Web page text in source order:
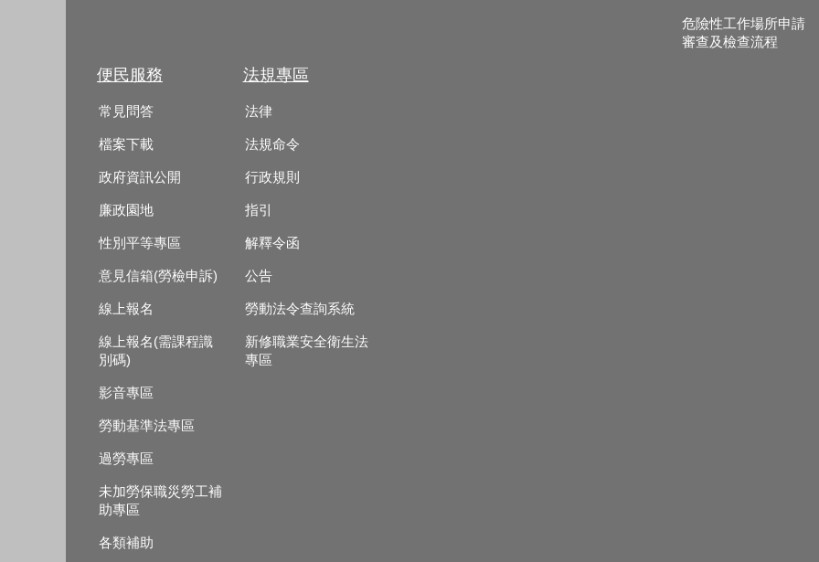
危險性工作場所申請
審查及檢查流程
便民服務
常見問答
檔案下載
政府資訊公開
廉政園地
性別平等專區
意見信箱(勞檢申訴)
線上報名
線上報名(需課程識
別碼)
影音專區
勞動基準法專區
過勞專區
未加勞保職災勞工補
助專區
各類補助
法規專區
法律
法規命令
行政規則
指引
解釋令函
公告
勞動法令查詢系統
新修職業安全衛生法
專區